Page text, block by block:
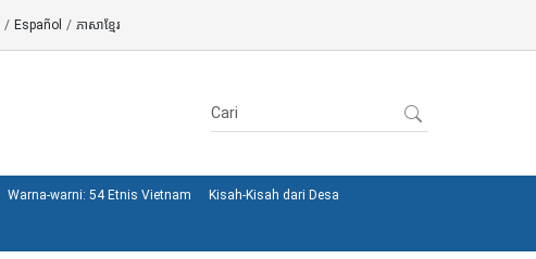
/ Español / ភាសាខ្មែរ
Warna-warni: 54 Etnis Vietnam Kisah-Kisah dari Desa